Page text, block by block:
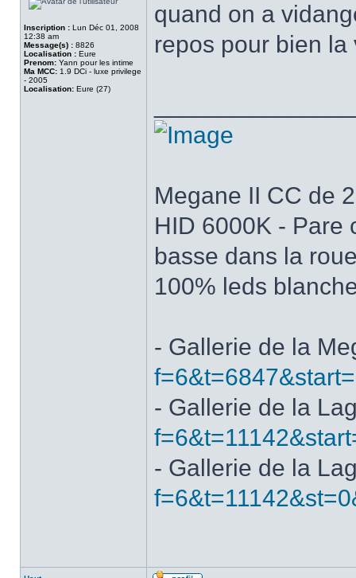
Inscription : Lun Déc 01, 2008
12:38 am
Message(s) : 8826
Localisation : Eure
Prenom: Yann pour les intime
Ma MCC: 1.9 DCi - luxe privilege
- 2005
Localisation: Eure (27)
quand on a
repos pour bien la
Megane II CC de
HID 6000K - Pare
basse dans la
100% leds
- Gallerie de la
- Gallerie de la
- Gallerie de la